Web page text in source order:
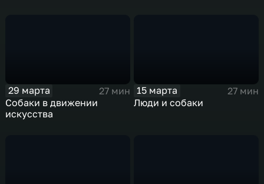
29 марта
27 мин
Собаки в движении
искусства
15 марта
27 мин
Люди и собаки